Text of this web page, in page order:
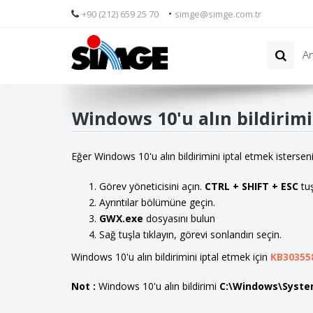
+90 (212) 659 25 70 • simge@simge.com.tr
Windows 10'u alın
Eğer Windows 10'u alın bildirimini iptal etmek
Görev yöneticisini açın. CTRL + SHIFT + ESC
Ayrıntılar bölümüne geçin.
GWX.exe dosyasını bulun
Sağ tuşla tıklayın, görevi sonlandırı seçin.
Windows 10'u alın bildirimini iptal etmek için
Not : Windows 10'u alın bildirimi